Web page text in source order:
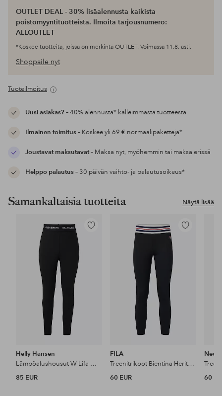
OUTLET DEAL - 30% lisäalennusta kaikista
poistomyyntituotteista. Ilmoita tarjousnumero:
ALLOUTLET
*Koskee tuotteita, joissa on merkintä OUTLET. Voimassa 11.8. asti.
Shoppaile nyt
Tuoteilmoitus
Uusi asiakas?– 40% alennusta* kalleimmasta tuotteesta
Ilmainen toimitus– Koskee yli 69 € normaalipaketteja*
Joustavat maksutavat– Maksa nyt, myöhemmin tai maksa erissä
Helppo palautus– 30 päivän vaihto- ja palautusoikeus*
Näytä lisää
Samankaltaisia tuotteita
Lisää
Helly Hansen
Lämpöalushousut W Lifa Merino Midwt Pant Plus
85 EUR
Lisää
FILA
Treenitrikoot Bientina Heritage Tape Active Leggings
60 EUR
New
60